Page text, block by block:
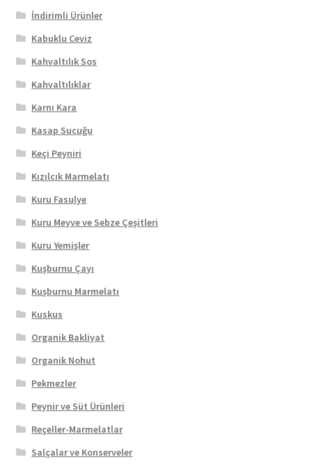
İndirimli Ürünler
Kabuklu Ceviz
Kahvaltılık Sos
Kahvaltılıklar
Karnı Kara
Kasap Sucuğu
Keçi Peyniri
Kızılcık Marmelatı
Kuru Fasulye
Kuru Meyve ve Sebze Çeşitleri
Kuru Yemişler
Kuşburnu Çayı
Kuşburnu Marmelatı
Kuskus
Organik Bakliyat
Organik Nohut
Pekmezler
Peynir ve Süt Ürünleri
Reçeller-Marmelatlar
Salçalar ve Konserveler